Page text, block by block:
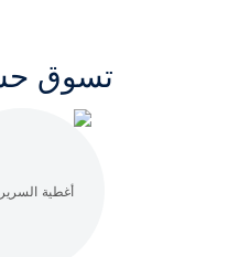
تسوق